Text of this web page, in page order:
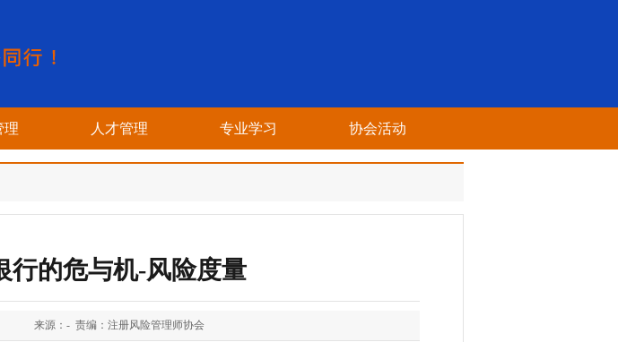
理 人才管理 专业学习 协会活动
行的危与机-风险度量
来源：- 责编：注册风险管理师协会